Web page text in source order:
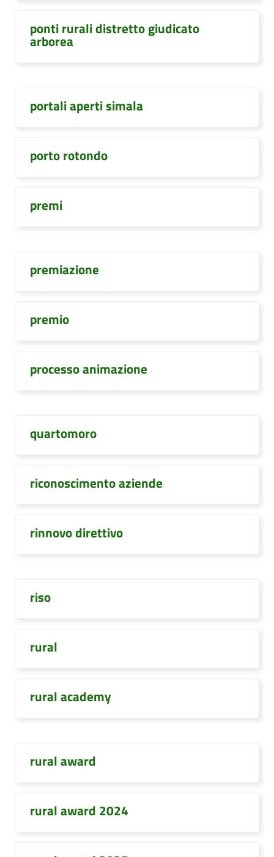
ponti rurali distretto giudicato
arborea
portali aperti simala
porto rotondo
premi
premiazione
premio
processo animazione
quartomoro
riconoscimento aziende
rinnovo direttivo
riso
rural
rural academy
rural award
rural award 2024